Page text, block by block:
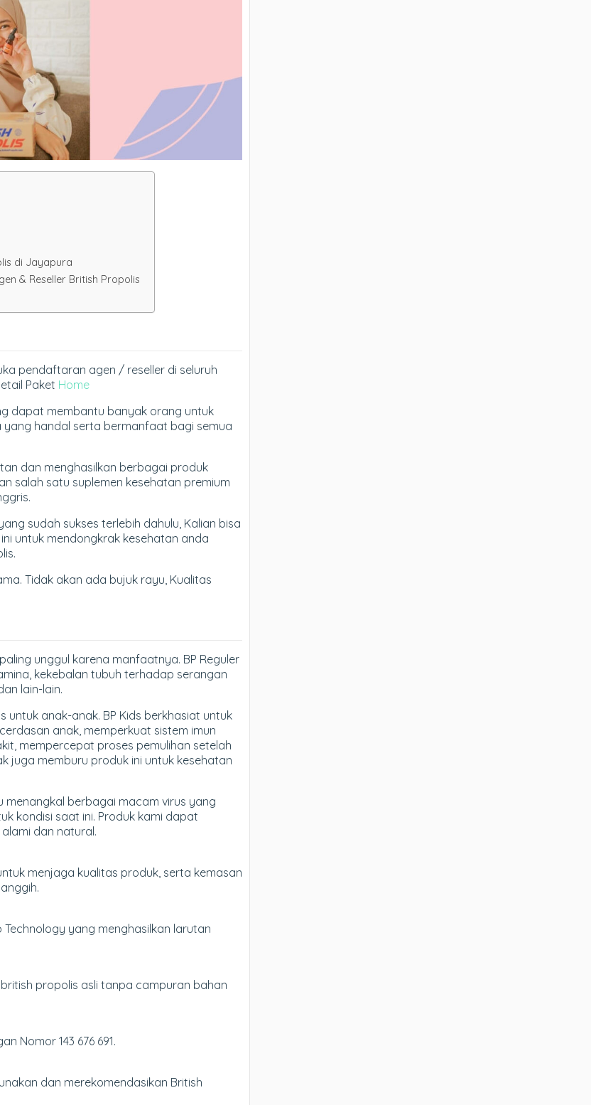
di Jayapura
& Reseller British Propolis
pendaftaran agen / reseller di seluruh
Paket Home
dapat membantu banyak orang untuk
handal serta bermanfaat bagi semua
dan menghasilkan berbagai produk
salah satu suplemen kesehatan premium
sudah sukses terlebih dahulu, Kalian bisa
untuk mendongkrak kesehatan anda
Tidak akan ada bujuk rayu, Kualitas
unggul karena manfaatnya. BP Reguler
kekebalan tubuh terhadap serangan
lain-lain.
untuk anak-anak. BP Kids berkhasiat untuk
anak, memperkuat sistem imun
mempercepat proses pemulihan setelah
juga memburu produk ini untuk kesehatan
menangkal berbagai macam virus yang
kondisi saat ini. Produk kami dapat
dan natural.
menjaga kualitas produk, serta kemasan
yang menghasilkan larutan
propolis asli tanpa campuran bahan
Nomor 143 676 691.
dan merekomendasikan British